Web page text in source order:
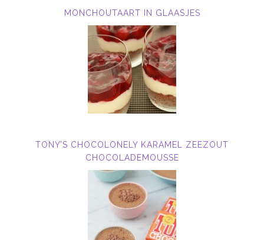
MONCHOUTAART IN GLAASJES
TONY’S CHOCOLONELY KARAMEL ZEEZOUT
CHOCOLADEMOUSSE